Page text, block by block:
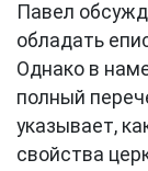
Павел
обладать
Однако в
полный
указывает,
свойства